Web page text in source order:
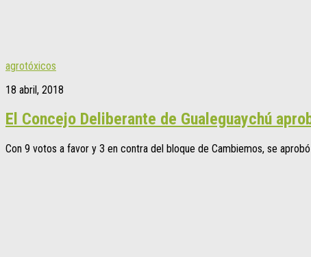
agrotóxicos
18 abril, 2018
El Concejo Deliberante de Gualeguaychú
Con 9 votos a favor y 3 en contra del bloque de Cambiemos, se